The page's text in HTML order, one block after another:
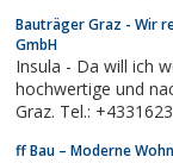
Bauträger Graz - Wir
GmbH
Insula - Da will ich
hochwertige und
Graz. Tel.:
ff Bau – Moderne